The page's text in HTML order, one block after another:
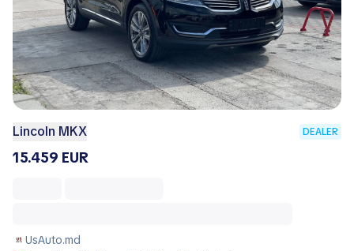
Lincoln MKX DEALER
15.459 EUR
UsAuto.md